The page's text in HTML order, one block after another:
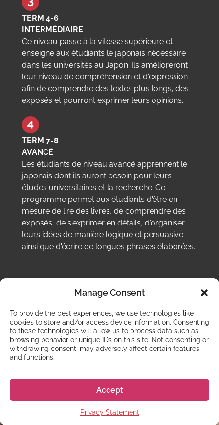
Manage Consent
To provide the best experiences, we use technologies like
cookies to store and/or access device information. Consenting
to these technologies will allow us to process data such as
browsing behavior or unique IDs on this site. Not consenting or
withdrawing consent, may adversely affect certain features
and functions.
Accept
Privacy Statement
TERM 4-6
INTERMÉDIAIRE
Ce niveau passe à la vitesse supérieure et
enseigne aux étudiants le japonais nécessaire
dans les universités au Japon. Ils amélioreront
leur niveau de compréhension et d'expression
afin de comprendre des textes plus longs, des
exposés et pourront exprimer leurs opinions.
TERM 7-8
AVANCÉ
Les étudiants de niveau avancé apprennent le
japonais dont ils auront besoin pour leurs
études universitaires et la recherche. Ce
programme permet aux étudiants d'être en
mesure de lire des livres, de comprendre des
exposés, de s'exprimer en détails, d'organiser
leurs idées de manière logique et persuasive
ainsi que d'écrire de longues phrases élaborées.
COMMUNICA INSTITUTE
Nationalités des étudiants
Des personnes du monde entier viennent étudier